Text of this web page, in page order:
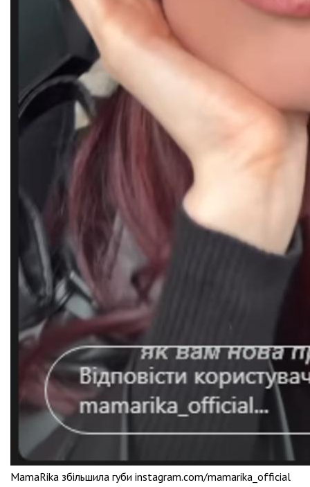
MamaRika збільшила губи instagram.com/mamarika_official